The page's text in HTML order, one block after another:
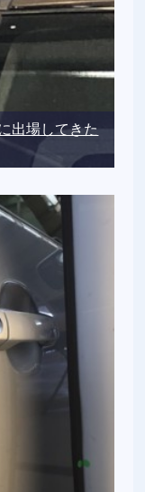
出場してきた